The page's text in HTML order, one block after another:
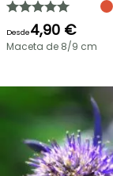
Desde4,90 €
Maceta de 8/9 cm